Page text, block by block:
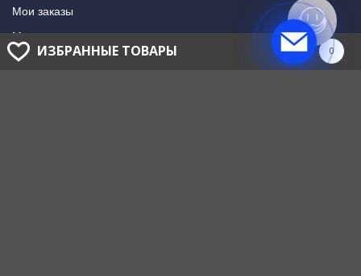
Мои заказы
Мои подписки
Написать в поддержку
ИЗБРАННЫЕ ТОВАРЫ 0